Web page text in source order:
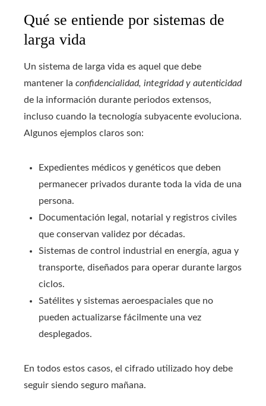
Qué se entiende por sistemas de
larga vida
Un sistema de larga vida es aquel que debe
mantener la confidencialidad, integridad y autenticidad
de la información durante periodos extensos,
incluso cuando la tecnología subyacente evoluciona.
Algunos ejemplos claros son:
Expedientes médicos y genéticos que deben
permanecer privados durante toda la vida de una
persona.
Documentación legal, notarial y registros civiles
que conservan validez por décadas.
Sistemas de control industrial en energía, agua y
transporte, diseñados para operar durante largos
ciclos.
Satélites y sistemas aeroespaciales que no
pueden actualizarse fácilmente una vez
desplegados.
En todos estos casos, el cifrado utilizado hoy debe
seguir siendo seguro mañana.